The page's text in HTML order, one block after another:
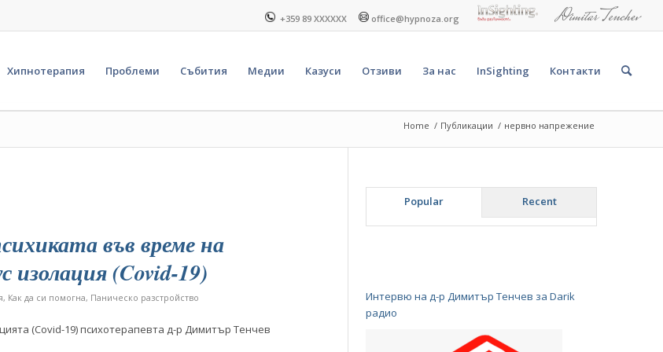
+359 89 XXXXXX office@hypnoza.org
Хипнотерапия Проблеми Събития Медии Казуси Отзиви За нас InSighting Контакти
Home / Публикации / нервно напрежение
във време на
изолация (Covid-19)
, Как да си помогна, Паническо разстройство
(Covid-19) психотерапевта д-р Димитър Тенчев
Popular Recent
Интервю на д-р Димитър Тенчев за Darik
радио